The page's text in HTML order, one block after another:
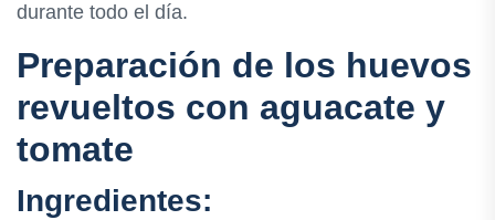
durante todo el día.
Preparación de los huevos
revueltos con aguacate y
tomate
Ingredientes: